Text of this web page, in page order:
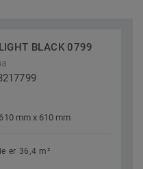
BLACK 0799
mm x 610 mm
er 36,4 m²